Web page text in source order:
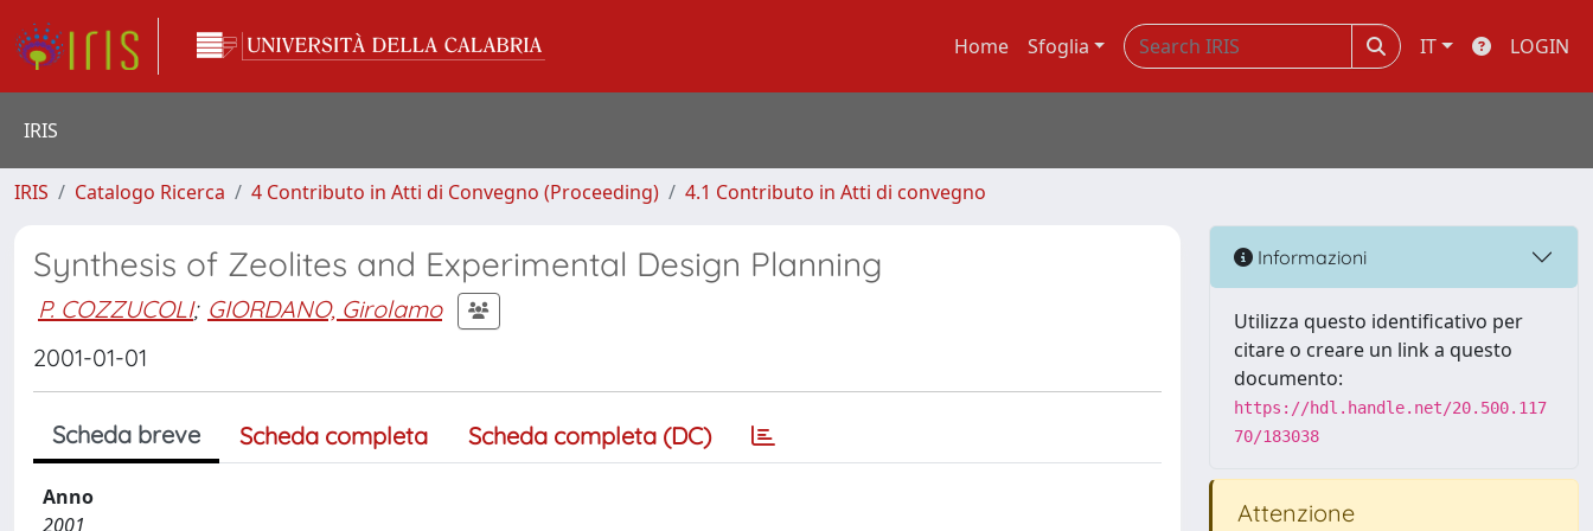
Home Sfoglia IT LOGIN
IRIS
IRIS Catalogo Ricerca 4 Contributo in Atti di Convegno (Proceeding) 4.1 Contributo in Atti di convegno
Synthesis of Zeolites and Experimental Design Planning
P. COZZUCOLI; GIORDANO, Girolamo
2001-01-01
Scheda breve Scheda completa Scheda completa (DC)
Anno
2001
Informazioni
Utilizza questo identificativo per
citare o creare un link a questo
documento:
https://hdl.handle.net/20.500.117
70/183038
Attenzione